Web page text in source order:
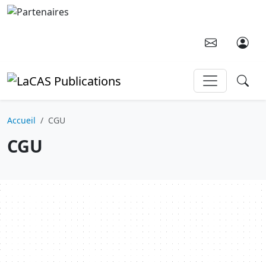
Aller au contenu principal
Accueil CGU
CGU